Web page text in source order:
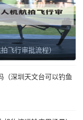
飞行审批流程）
（深圳天文台可以钓鱼